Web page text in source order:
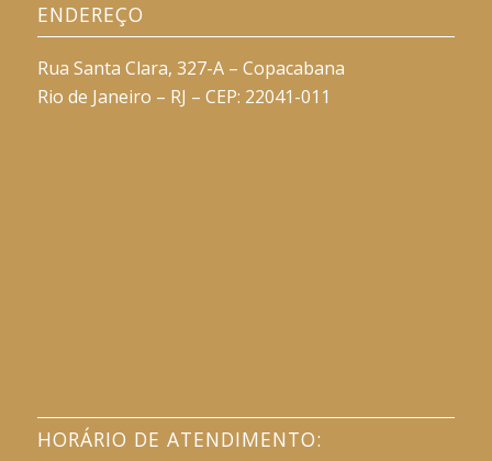
ENDEREÇO
Rua Santa Clara, 327-A – Copacabana
Rio de Janeiro – RJ – CEP: 22041-011
HORÁRIO DE ATENDIMENTO: